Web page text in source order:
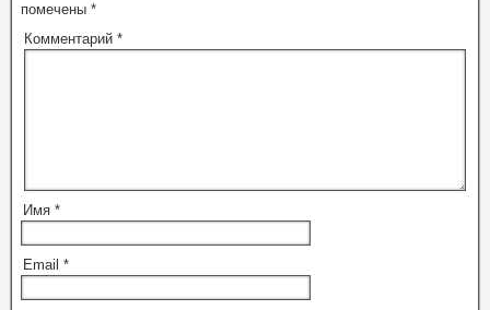
помечены *
Комментарий *
Имя *
Email *